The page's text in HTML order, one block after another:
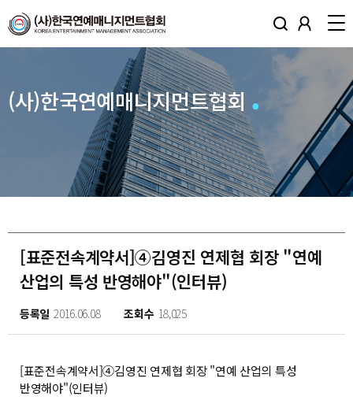
(사)한국연예매니지먼트협회
[표준전속계약서]④김영진 연제협 회장 "연예
산업의 특성 반영해야"(인터뷰)
등록일 2016.06.08 조회수 18,025
[표준전속계약서]④김영진 연제협 회장 "연예 산업의 특성
반영해야"(인터뷰)